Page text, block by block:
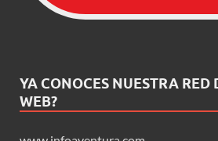
YA CONOCES NUESTRA RED
WEB?